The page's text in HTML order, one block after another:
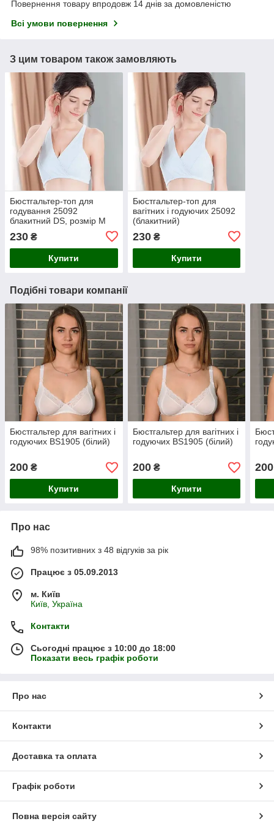
Повернення товару впродовж 14 днів за домовленістю
Всі умови повернення
З цим товаром також замовляють
Бюстгальтер-топ для
годування 25092
блакитний DS, розмір M
230 ₴
Купити
Бюстгальтер-топ для
вагітних і годуючих 25092
(блакитний)
230₴
Купити
Подібні товари компанії
Бюстгальтер для вагітних і
годуючих BS1905 (білий)
200 ₴
Купити
Бюстгальтер для вагітних і
годуючих BS1905 (білий)
200₴
Купити
200
Про нас
98% позитивних з 48 відгуків за рік
Працює з 05.09.2013
м. Київ
Київ, Україна
Контакти
Сьогодні працює з 10:00 до 18:00
Показати весь графік роботи
Про нас
Контакти
Доставка та оплата
Графік роботи
Повна версія сайту